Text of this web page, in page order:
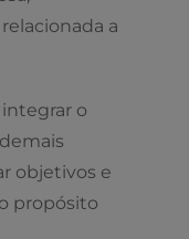
a
o
objetivos e
propósito